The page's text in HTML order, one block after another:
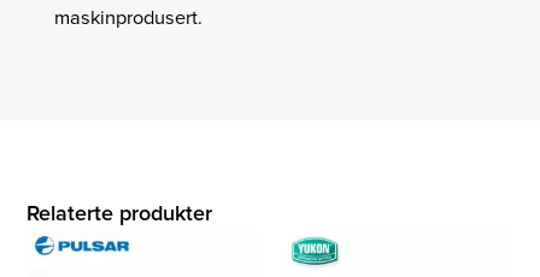
maskinprodusert.
Relaterte produkter